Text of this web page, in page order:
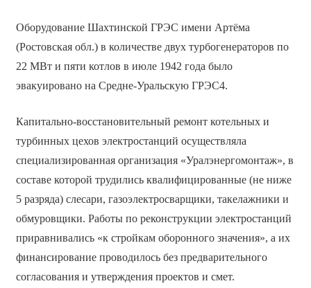
Оборудование Шахтинской ГРЭС имени Артёма
(Ростовская обл.) в количестве двух турбогенераторов по
22 МВт и пяти котлов в июле 1942 года было
эвакуировано на Средне-Уральскую ГРЭС4.
Капитально-восстановительный ремонт котельных и
турбинных цехов электростанций осуществляла
специализированная организация «Уралэнергомонтаж», в
составе которой трудились квалифицированные (не ниже
5 разряда) слесари, газоэлектросварщики, такелажники и
обмуровщики. Работы по реконструкции электростанций
приравнивались «к стройкам оборонного значения», а их
финансирование проводилось без предварительного
согласования и утверждения проектов и смет.